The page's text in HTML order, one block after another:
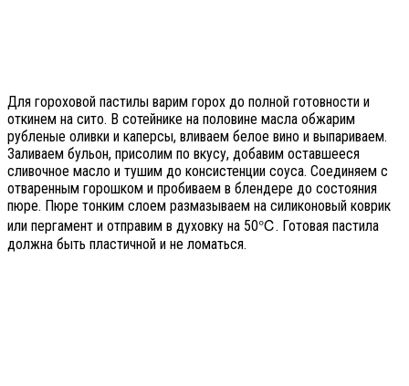
Для гороховой пастилы варим горох до полной готовности и
откинем на сито. В сотейнике на половине масла обжарим
рубленые оливки и каперсы, вливаем белое вино и выпариваем.
Заливаем бульон, присолим по вкусу, добавим оставшееся
сливочное масло и тушим до консистенции соуса. Соединяем с
отваренным горошком и пробиваем в блендере до состояния
пюре. Пюре тонким слоем размазываем на силиконовый коврик
или пергамент и отправим в духовку на 50℃. Готовая пастила
должна быть пластичной и не ломаться.